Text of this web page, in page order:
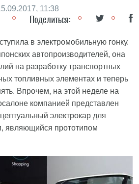
11:38
Поделиться:
в электромобильную гонку.
автопроизводителей, она
на разработку транспортных
топливных элементах и теперь
Впрочем, на этой неделе на
компанией представлен
электрокар для
являющийся прототипом